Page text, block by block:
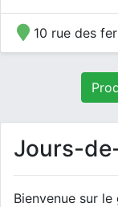
10 rue des
Jours-
Bienvenue sur